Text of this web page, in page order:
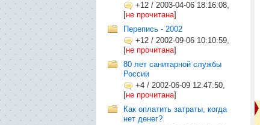
+12 / 2003-04-06 18:16:08,
[не прочитана]
Перепись - 2002
+12 / 2002-09-06 10:10:59,
[не прочитана]
80 лет санитарной службы
России
+4 / 2002-06-09 12:47:50,
[не прочитана]
Как оплатить затраты, когда
нет денег?